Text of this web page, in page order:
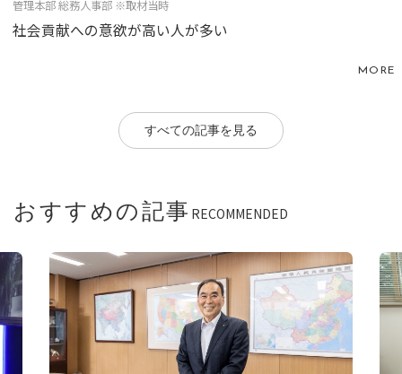
管理本部 総務人事部 ※取材当時
社会貢献への意欲が高い人が多い
MORE
すべての記事を見る
おすすめの記事 RECOMMENDED